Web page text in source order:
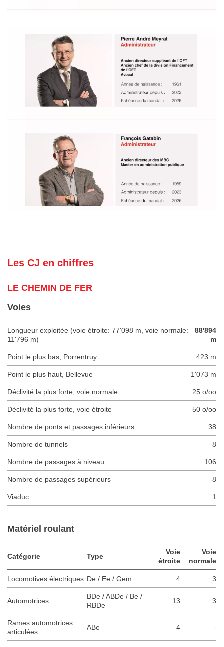
Les CJ en chiffres
LE CHEMIN DE FER
Voies
Longueur exploitée (voie étroite: 77'098 m, voie normale:
11'796 m)
88'894
m
Point le plus bas, Porrentruy 423 m
Point le plus haut, Bellevue 1'073 m
Déclivité la plus forte, voie normale 25 o/oo
Déclivité la plus forte, voie étroite 50 o/oo
Nombre de ponts et passages inférieurs 38
Nombre de tunnels 8
Nombre de passages à niveau 106
Nombre de passages supérieurs 8
Viaduc 1
Matériel roulant
Catégorie Type
Voie
étroite
Voie
normale
Locomotives électriques De / Ee / Gem 4 3
Automotrices
BDe / ABDe / Be /
RBDe
13 3
Rames automotrices
articulées
ABe 4 -